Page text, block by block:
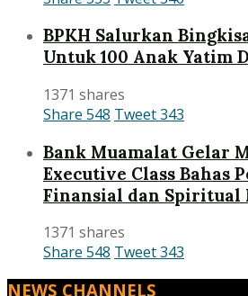
BPKH Salurkan
Untuk 100 Anak Yatim
1371 shares
Share 548 Tweet343
Bank Muamalat Gelar
Executive Class Bahas
Finansial dan Spiritual
1371 shares
Share 548 Tweet343
NEWS CHANNELS